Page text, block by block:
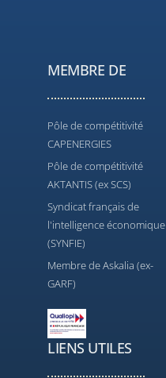
MEMBRE DE
Pôle de compétitivité
CAPENERGIES
Pôle de compétitivité
AKTANTIS (ex SCS)
Syndicat français de
l'intelligence économique
(SYNFIE)
Membre de Askalia (ex-
GARF)
LIENS UTILES